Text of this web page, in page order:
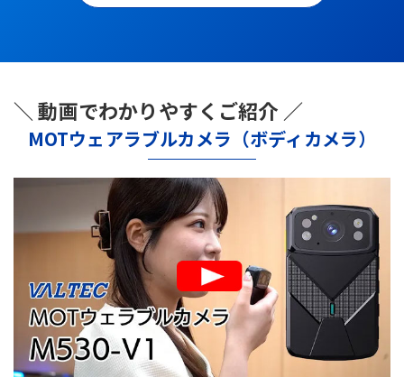
＼ 動画でわかりやすくご紹介 ／
MOTウェアラブルカメラ（ボディカメラ）